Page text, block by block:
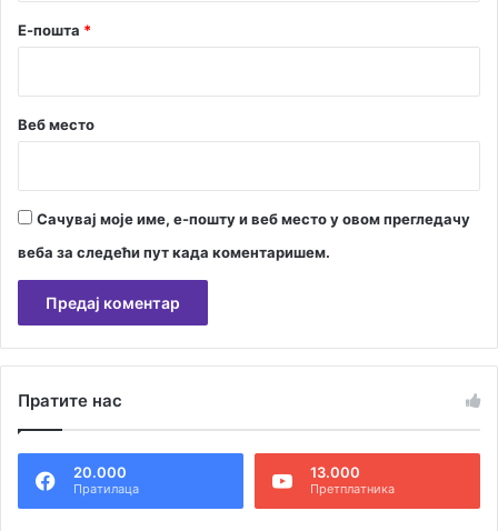
Е-пошта *
Веб место
Сачувај моје име, е-пошту и веб место у овом прегледачу
веба за следећи пут када коментаришем.
т
н
Пратите нас
20.000
Пратилаца
13.000
Претплатника